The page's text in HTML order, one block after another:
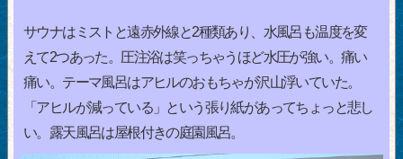
サウナはミストと遠赤外線と2種類あり、水風呂も温度を変
えて2つあった。圧注浴は笑っちゃうほど水圧が強い。痛い
痛い。テーマ風呂はアヒルのおもちゃが沢山浮いていた。
「アヒルが減っている」という張り紙があってちょっと悲し
い。露天風呂は屋根付きの庭園風呂。